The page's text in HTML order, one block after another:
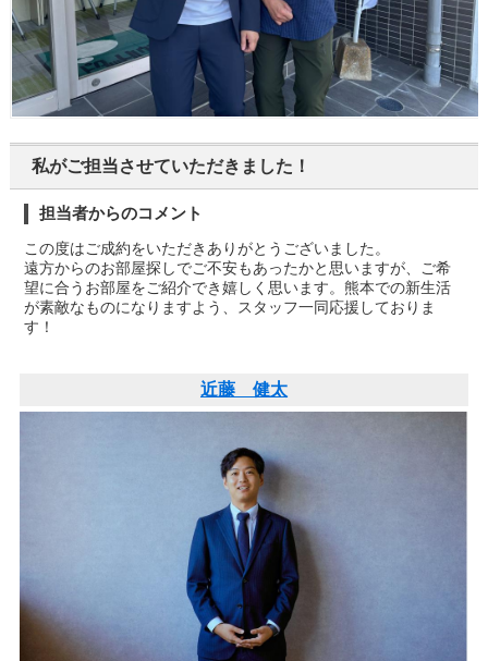
私がご担当させていただきました！
担当者からのコメント
この度はご成約をいただきありがとうございました。
遠方からのお部屋探しでご不安もあったかと思いますが、ご希
望に合うお部屋をご紹介でき嬉しく思います。熊本での新生活
が素敵なものになりますよう、スタッフ一同応援しておりま
す！
近藤 健太